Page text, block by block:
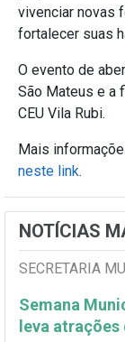
vivenciar novas
fortalecer suas
O evento de
São Mateus e a
CEU Vila Rubi.
Mais
neste link.
NOTÍCIAS
SECRETARIA
Semana
leva atrações